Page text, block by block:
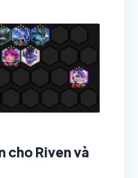
cho Riven và